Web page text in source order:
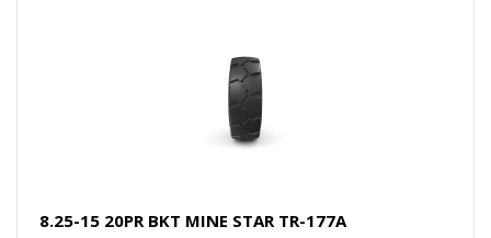
8.25-15 20PR BKT MINE STAR TR-177A